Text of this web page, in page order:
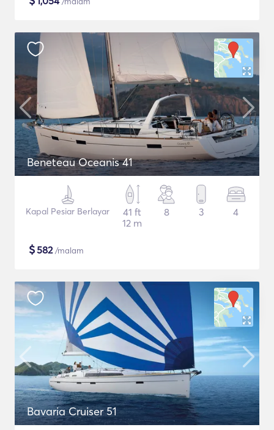
Beneteau Oceanis 41
Kapal Pesiar Berlayar
41 ft
12 m
8 3 4
$582/malam
Bavaria Cruiser 51